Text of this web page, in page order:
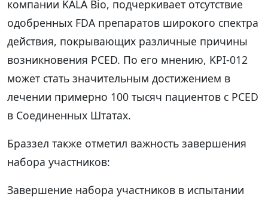
компании KALA Bio, подчеркивает отсутствие
одобренных FDA препаратов широкого спектра
действия, покрывающих различные причины
возникновения PCED. По его мнению, KPI-012
может стать значительным достижением в
лечении примерно 100 тысяч пациентов с PCED
в Соединенных Штатах.
Браззел также отметил важность завершения
набора участников:
Завершение набора участников в испытании